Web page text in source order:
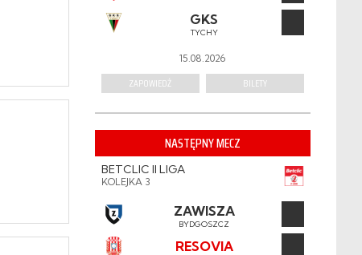
GKS
TYCHY
15.08.2026
ZAPOWIEDŹ BILETY
NASTĘPNY MECZ
BETCLIC II LIGA
KOLEJKA 3
ZAWISZA
BYDGOSZCZ
RESOVIA